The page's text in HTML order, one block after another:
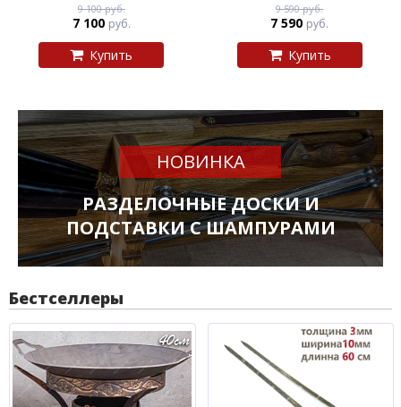
9 100 руб.
7 100 руб.
Купить
9 590 руб.
7 590 руб.
Купить
НОВИНКА
РАЗДЕЛОЧНЫЕ ДОСКИ И
ПОДСТАВКИ С ШАМПУРАМИ
Бестселлеры